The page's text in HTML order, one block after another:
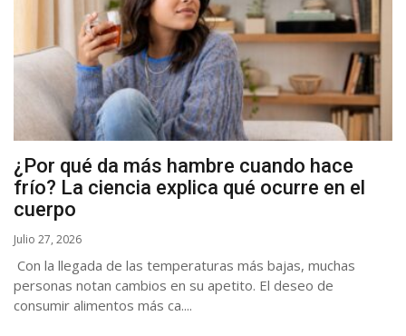
¿Por qué da más hambre cuando hace
frío? La ciencia explica qué ocurre en el
cuerpo
Julio 27, 2026
Con la llegada de las temperaturas más bajas, muchas
personas notan cambios en su apetito. El deseo de
consumir alimentos más ca....